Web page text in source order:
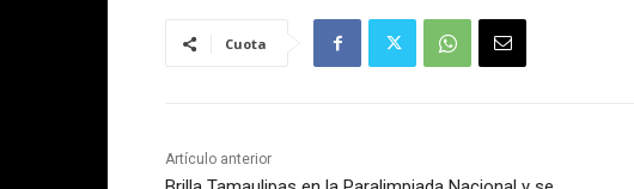
Cuota
Artículo anterior